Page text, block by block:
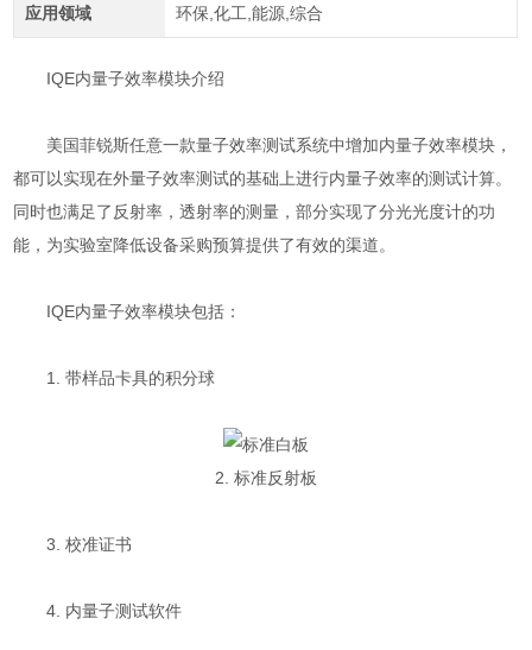
应用领域 环保,化工,能源,综合
IQE内量子效率模块介绍
美国菲锐斯任意一款量子效率测试系统中增加内量子效率模块，
都可以实现在外量子效率测试的基础上进行内量子效率的测试计算。
同时也满足了反射率，透射率的测量，部分实现了分光光度计的功
能，为实验室降低设备采购预算提供了有效的渠道。
IQE内量子效率模块包括：
1. 带样品卡具的积分球
2. 标准反射板
3. 校准证书
4. 内量子测试软件